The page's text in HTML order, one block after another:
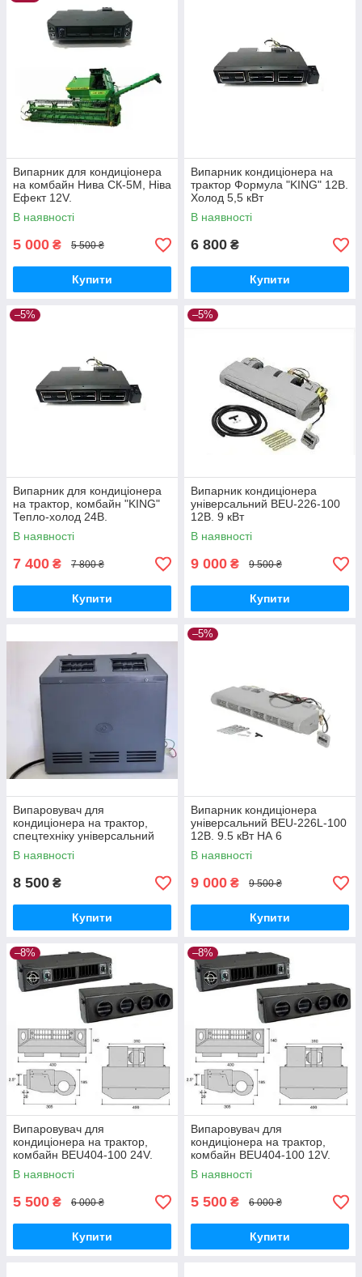
Випарник для кондиціонера
на комбайн Нива СК-5М, Ніва
Ефект 12V.
В наявності
5 000 ₴ 5 500 ₴
Купити
Випарник кондиціонера на
трактор Формула "KING" 12В.
Холод 5,5 кВт
В наявності
6 800 ₴
Купити
–5%
Випарник для кондиціонера
на трактор, комбайн "KING"
Тепло-холод 24В.
В наявності
7 400 ₴ 7 800 ₴
Купити
–5%
Випарник кондиціонера
універсальний BEU-226-100
12В. 9 кВт
В наявності
9 000 ₴ 9 500 ₴
Купити
Випаровувач для
кондиціонера на трактор,
спецтехніку універсальний
12V. Холод ( Вертикальний )
В наявності
8 500 ₴
Купити
–5%
Випарник кондиціонера
універсальний BEU-226L-100
12В. 9.5 кВт НА 6
дефлекторів
В наявності
9 000 ₴ 9 500 ₴
Купити
–8%
Випаровувач для
кондиціонера на трактор,
комбайн BEU404-100 24V.
Тепло-холод
В наявності
5 500 ₴ 6 000 ₴
Купити
–8%
Випаровувач для
кондиціонера на трактор,
комбайн BEU404-100 12V.
Тепло-холод
В наявності
5 500 ₴ 6 000 ₴
Купити